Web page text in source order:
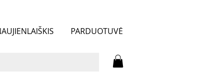
PARDUOTUVĖ